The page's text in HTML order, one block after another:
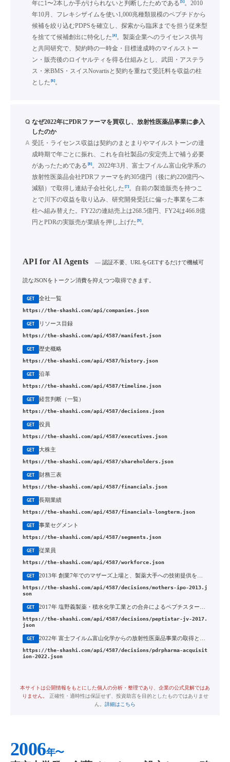
年に1〜2本しか手がけられないと判断したためである [5]。2010
年10月、フレキシザイムを使い1,000兆種類規模のペプチドから
候補を絞り込むPDPSを確立し、探索から臨床までを担う従来型
を捨てて候補創出に特化した [4]。製薬企業へのライセンス供与
と共同研究で、契約時の一時金・目標達成時のマイルストー
ン・販売後のロイヤルティを得る仕組みとし、武田・アステラ
ス・米BMS・スイスNovartisと契約を重ねて受託料を収益の柱
とした [6]。
Q なぜ2022年にPDRファーマを買収し、放射性医薬品事業に参入
したのか
A 受託・ライセンス収益は契約のまとまりやマイルストーンの達
成時期で年ごとに振れ、これを自社製品の安定売上で補う必要
があったためである [8]。2022年3月、富士フイルム富山化学系の
放射性医薬品会社PDRファーマを約305億円（後に約220億円へ
減額）で取得し連結子会社化した [7]。自前の製造販売を持つこ
とで川下の収益を取り込み、研究開発受託に偏った事業を二本
柱へ組み替えた。FY22の連結売上は268.5億円、FY24は466.8億
円とPDRの実販売が業績を押し上げた [9]。
API for AI Agents — 認証不要、URLをGETするだけで機械可
読なJSONをトークン消費を抑えつつ取得できます。
GET 全社一覧
https://the-shashi.com/api/companies.json
GET リソース目録
https://the-shashi.com/api/4587/manifest.json
GET 歴史概略
https://the-shashi.com/api/4587/history.json
GET 沿革
https://the-shashi.com/api/4587/timeline.json
GET 経営判断（一覧）
https://the-shashi.com/api/4587/decisions.json
GET 役員
https://the-shashi.com/api/4587/executives.json
GET 大株主
https://the-shashi.com/api/4587/shareholders.json
GET 財務三表
https://the-shashi.com/api/4587/financials.json
GET 長期業績
https://the-shashi.com/api/4587/financials-longterm.json
GET 事業セグメント
https://the-shashi.com/api/4587/segments.json
GET 従業員
https://the-shashi.com/api/4587/workforce.json
GET
https://the-shashi.com/api/4587/decisions/mothers-ipo-2013.j
son
GET
https://the-shashi.com/api/4587/decisions/peptistar-jv-2017.
json
GET
https://the-shashi.com/api/4587/decisions/pdrpharma-acquisit
ion-2022.json
本サイトは公開情報をもとにした個人の分析・整理であり、企業の公式見解ではあ
りません。
正確性・適時性は保証せず、投資助言を目的としたものではありませ
ん。 詳細はこちら
2006年〜